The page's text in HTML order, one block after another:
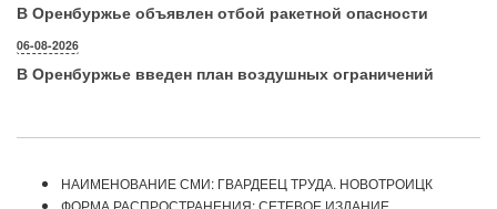
В Оренбуржье объявлен отбой ракетной опасности
06-08-2026
В Оренбуржье введен план воздушных ограничений
НАИМЕНОВАНИЕ СМИ: ГВАРДЕЕЦ ТРУДА. НОВОТРОИЦК
ФОРМА РАСПРОСТРАНЕНИЯ: СЕТЕВОЕ ИЗДАНИЕ